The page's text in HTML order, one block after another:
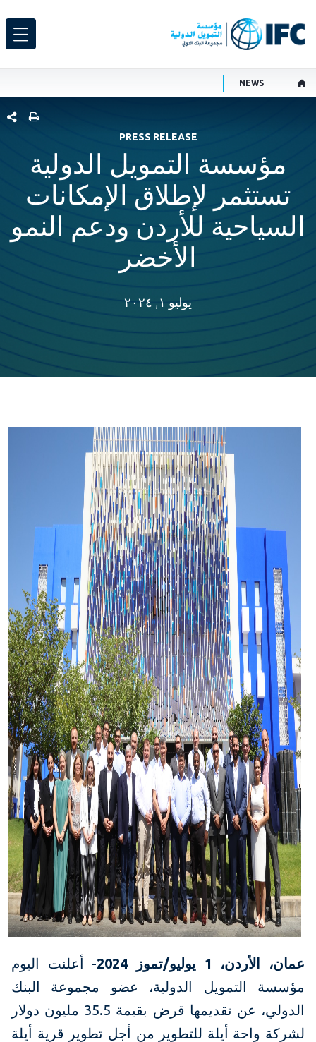
NEWS
شارك
PRESS RELEASE
مؤسسة التمويل الدولية
تستثمر لإطلاق الإمكانات
السياحية للأردن ودعم النمو
الأخضر
يوليو ١, ٢٠٢٤
عمان، الأردن، 1 يوليو/تموز 2024
- أعلنت اليوم
مؤسسة التمويل الدولية، عضو مجموعة البنك
الدولي، عن تقديمها قرض بقيمة 35.5 مليون دولار
لشركة واحة أيلة للتطوير من أجل تطوير قرية أيلة